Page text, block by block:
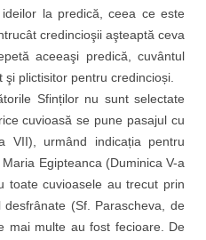
la predică, ceea ce este
credincioşii aşteaptă ceva
aceeaşi predică, cuvântul
plictisitor pentru credincioși.
Sfinților nu sunt selectate
cuvioasă se pune pasajul cu
VII), urmând indicația pentru
Egipteanca (Duminica V-a
toate cuvioasele au trecut prin
(Sf. Parascheva, de
mai multe au fost fecioare. De